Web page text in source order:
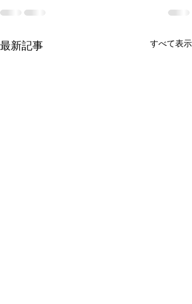
最新記事 すべて表示